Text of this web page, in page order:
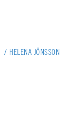
/ HELENA JÖNSSON